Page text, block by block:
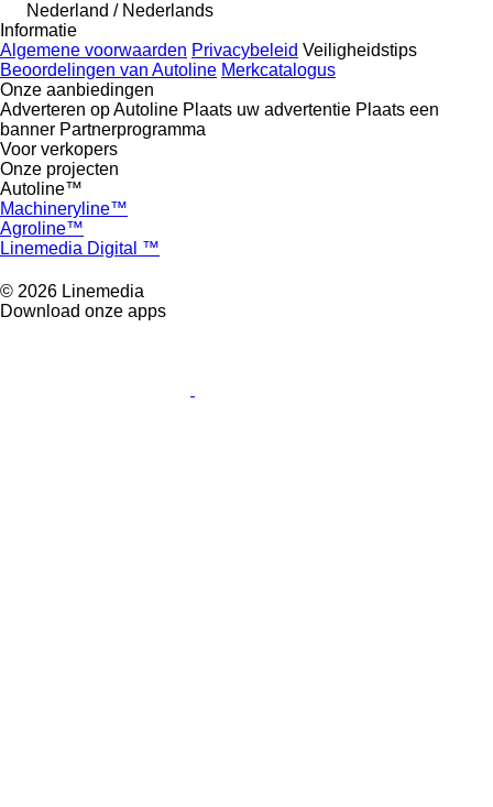
Nederland / Nederlands
Informatie
Algemene voorwaarden Privacybeleid Veiligheidstips
Beoordelingen van Autoline Merkcatalogus
Onze aanbiedingen
Adverteren op Autoline Plaats uw advertentie Plaats een
banner Partnerprogramma
Voor verkopers
Onze projecten
Autoline™
Machineryline™
Agroline™
Linemedia Digital ™
© 2026 Linemedia
Download onze apps